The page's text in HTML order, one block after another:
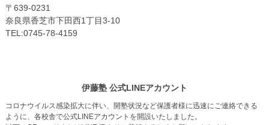
〒639-0231
奈良県香芝市下田西1丁目3-10
TEL:0745-78-4159
伊藤塾 公式LINEアカウント
コロナウイルス感染拡大に伴い、開塾状況など保護者様に迅速にご連絡できる
ように、各校舎で公式LINEアカウントを開設いたしました。